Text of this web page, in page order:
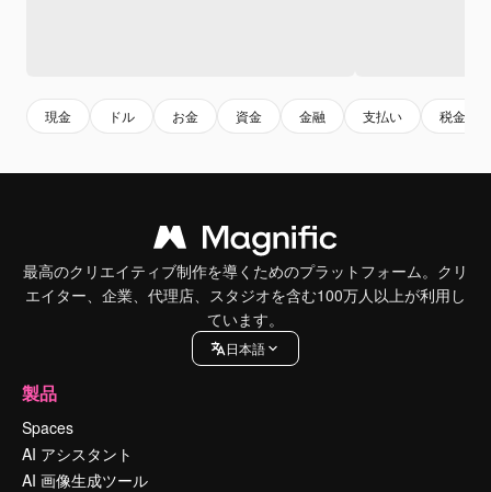
現金 ドル お金 資金 金融 支払い 税金
最高のクリエイティブ制作を導くためのプラットフォーム。クリ
エイター、企業、代理店、スタジオを含む100万人以上が利用し
ています。
日本語
製品
Spaces
AI アシスタント
AI 画像生成ツール